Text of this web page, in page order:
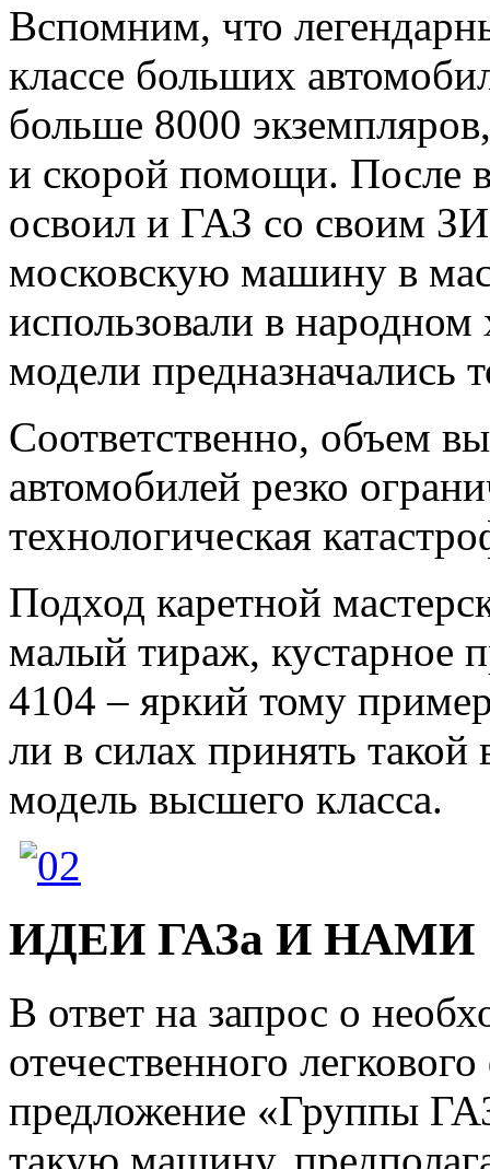
Вспомним, что
классе больших
больше 8000
и скорой помощи. После
освоил и ГАЗ со своим
московскую машину в
использовали в
модели предназначались
Соответственно, объем
автомобилей резко
технологическая
Подход каретной
малый тираж, кустарное
4104 – яркий тому
ли в силах принять такой
модель высшего класса.
ИДЕИ ГАЗа И НАМИ
В ответ на запрос о
отечественного
предложение «Группы
такую машину,